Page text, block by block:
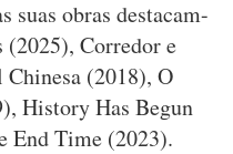
suas obras destacam-
(2025), Corredor e
(2018), O
History Has Begun
End Time (2023).